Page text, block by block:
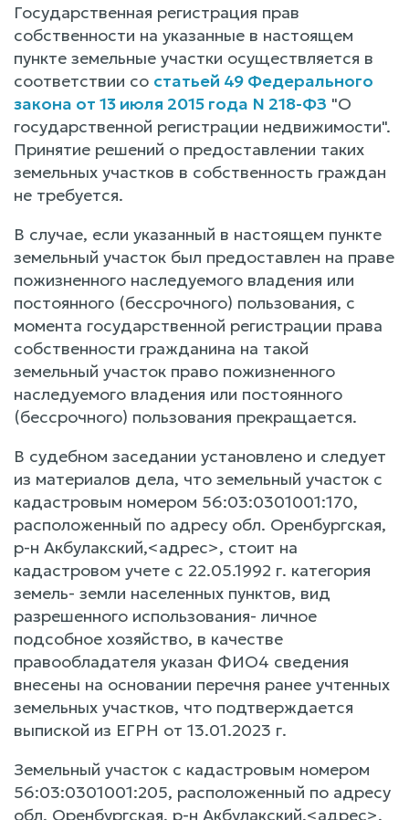
Государственная регистрация прав
собственности на указанные в настоящем
пункте земельные участки осуществляется в
соответствии со статьей 49 Федерального
закона от 13 июля 2015 года N 218-ФЗ "О
государственной регистрации недвижимости".
Принятие решений о предоставлении таких
земельных участков в собственность граждан
не требуется.
В случае, если указанный в настоящем пункте
земельный участок был предоставлен на праве
пожизненного наследуемого владения или
постоянного (бессрочного) пользования, с
момента государственной регистрации права
собственности гражданина на такой
земельный участок право пожизненного
наследуемого владения или постоянного
(бессрочного) пользования прекращается.
В судебном заседании установлено и следует
из материалов дела, что земельный участок с
кадастровым номером 56:03:0301001:170,
расположенный по адресу обл. Оренбургская,
р-н Акбулакский,<адрес>, стоит на
кадастровом учете с 22.05.1992 г. категория
земель- земли населенных пунктов, вид
разрешенного использования- личное
подсобное хозяйство, в качестве
правообладателя указан ФИО4 сведения
внесены на основании перечня ранее учтенных
земельных участков, что подтверждается
выпиской из ЕГРН от 13.01.2023 г.
Земельный участок с кадастровым номером
56:03:0301001:205, расположенный по адресу
обл. Оренбургская, р-н Акбулакский,<адрес>,